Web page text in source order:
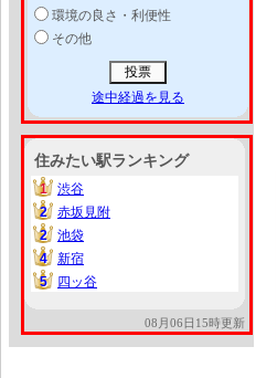
環境の良さ・利便性
その他
途中経過を見る
住みたい駅ランキング
1
1
渋谷
2
2
赤坂見附
2
2
池袋
4
4
新宿
5
5 四ッ谷
08月06日15時更新